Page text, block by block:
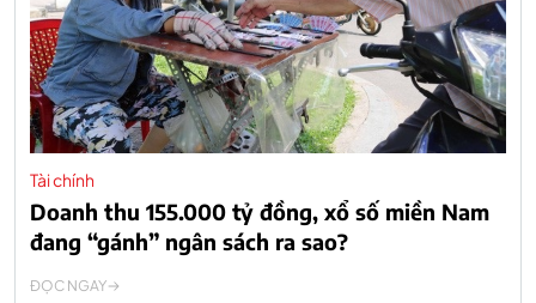
Tài chính
Doanh thu 155.000 tỷ đồng, xổ số miền Nam
đang “gánh” ngân sách ra sao?
ĐỌC NGAY